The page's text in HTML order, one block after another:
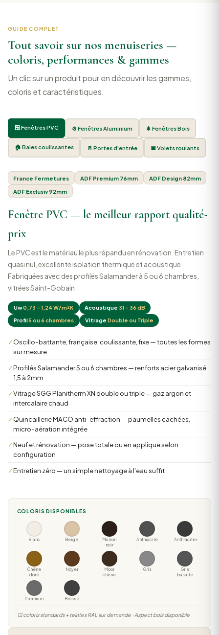
GUIDE COMPLET
Tout savoir sur nos menuiseries —
coloris, performances & gammes
Un clic sur un produit pour en découvrir les gammes,
coloris et caractéristiques.
🪟 Fenêtres PVC ⚙️ Fenêtres Aluminium 🌲 Fenêtres Bois
🏠 Baies coulissantes 🚪 Portes d'entrée 🔲 Volets roulants
France Fermetures ADF Premium 76mm
ADF Design 82mm
ADF Exclusiv 92mm
Fenêtre PVC — le meilleur rapport qualité-
prix
Le PVC est le matériau le plus répandu en rénovation. Entretien
quasi nul, excellente isolation thermique et acoustique.
Fabriquées avec des profilés Salamander à 5 ou 6 chambres,
vitrées Saint-Gobain.
Uw0,73 – 1,24 W/m²K Acoustique 31 – 36 dB
Profil5 ou 6 chambres Vitrage Double ou Triple
✓Oscillo-battante, française, coulissante, fixe — toutes les formes
sur mesure
✓Profilés Salamander 5 ou 6 chambres — renforts acier galvanisé
1,5 à 2mm
✓Vitrage SGG Planitherm XN double ou triple — gaz argon et
intercalaire chaud
✓Quincaillerie MACO anti-effraction — paumelles cachées,
micro-aération intégrée
✓Neuf et rénovation — pose totale ou en applique selon
configuration
✓Entretien zéro — un simple nettoyage à l'eau suffit
COLORIS DISPONIBLES
Blanc Beige
Marron
noir
Anthracite Anthracite+
Chêne
doré
Noyer
Moor
chêne
Gris
Gris
basalte
Premium Brossé
12 coloris standards + teintes RAL sur demande · Aspect bois disponible